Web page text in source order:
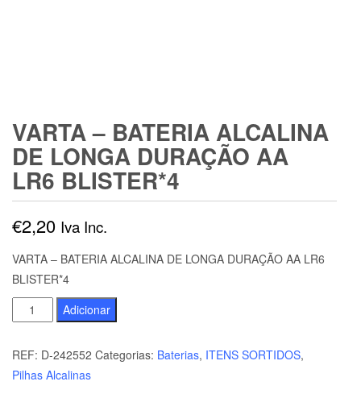
VARTA – BATERIA ALCALINA
DE LONGA DURAÇÃO AA
LR6 BLISTER*4
€2,20 Iva Inc.
VARTA – BATERIA ALCALINA DE LONGA DURAÇÃO AA LR6
BLISTER*4
Quantidade
de
VARTA
-
Adicionar
REF: D-242552 Categorias: Baterias, ITENS SORTIDOS,
Pilhas Alcalinas